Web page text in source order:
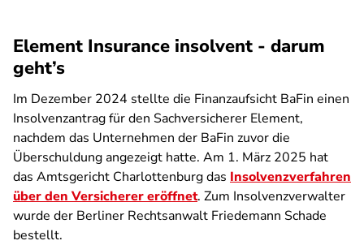
Element Insurance insolvent - darum
geht’s
Im Dezember 2024 stellte die Finanzaufsicht BaFin einen
Insolvenzantrag für den Sachversicherer Element,
nachdem das Unternehmen der BaFin zuvor die
Überschuldung angezeigt hatte. Am 1. März 2025 hat
das Amtsgericht Charlottenburg das Insolvenzverfahren
über den Versicherer eröffnet. Zum Insolvenzverwalter
wurde der Berliner Rechtsanwalt Friedemann Schade
bestellt.